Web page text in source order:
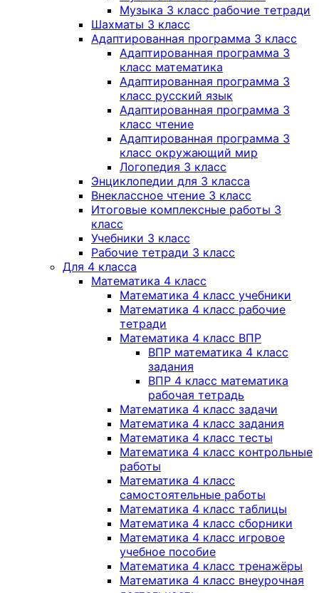
Музыка 3 класс рабочие тетради
Шахматы 3 класс
Адаптированная программа 3 класс
Адаптированная программа 3
класс математика
Адаптированная программа 3
класс русский язык
Адаптированная программа 3
класс чтение
Адаптированная программа 3
класс окружающий мир
Логопедия 3 класс
Энциклопедии для 3 класса
Внеклассное чтение 3 класс
Итоговые комплексные работы 3
класс
Учебники 3 класс
Рабочие тетради 3 класс
Для 4 класса
Математика 4 класс
Математика 4 класс учебники
Математика 4 класс рабочие
тетради
Математика 4 класс ВПР
ВПР математика 4 класс
задания
ВПР 4 класс математика
рабочая тетрадь
Математика 4 класс задачи
Математика 4 класс задания
Математика 4 класс тесты
Математика 4 класс контрольные
работы
Математика 4 класс
самостоятельные работы
Математика 4 класс таблицы
Математика 4 класс сборники
Математика 4 класс игровое
учебное пособие
Математика 4 класс тренажёры
Математика 4 класс внеурочная